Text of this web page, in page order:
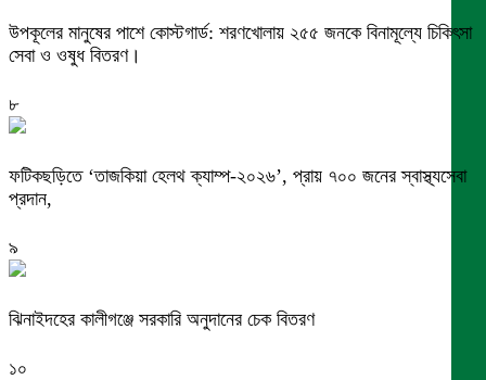
উপকূলের মানুষের পাশে কোস্টগার্ড: শরণখোলায় ২৫৫ জনকে বিনামূল্যে চিকিৎসা
সেবা ও ওষুধ বিতরণ।
৮
ফটিকছড়িতে ‘তাজকিয়া হেলথ ক্যাম্প-২০২৬’, প্রায় ৭০০ জনের স্বাস্থ্যসেবা
প্রদান,
৯
ঝিনাইদহের কালীগঞ্জে সরকারি অনুদানের চেক বিতরণ
১০